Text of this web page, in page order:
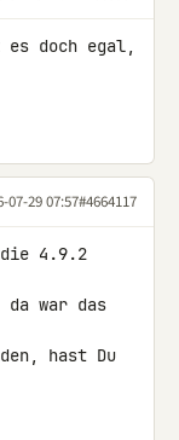
doch egal,
07-29 07:57#4664117
4.9.2
war das
hast Du